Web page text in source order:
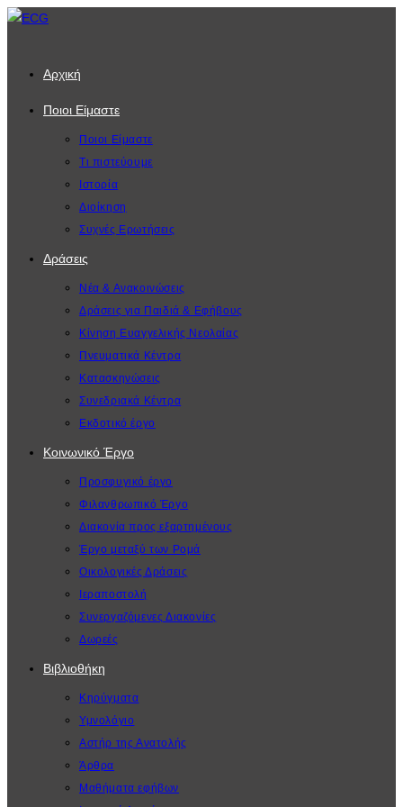
Skip
Αρχική
Ποιοι Είμαστε
Ποιοι Είμαστε
Τι πιστεύουμε
Ιστορία
Διοίκηση
Συχνές Ερωτήσεις
Δράσεις
Νέα & Ανακοινώσεις
Δράσεις για Παιδιά & Εφήβους
Κίνηση Ευαγγελικής Νεολαίας
Πνευματικά Κέντρα
Κατασκηνώσεις
Συνεδριακά Κέντρα
Εκδοτικό έργο
Κοινωνικό Έργο
Προσφυγικό έργο
Φιλανθρωπικό Έργο
Διακονία προς εξαρτημένους
Έργο μεταξύ των Ρομά
Οικολογικές Δράσεις
Ιεραποστολή
Συνεργαζόμενες Διακονίες
Δωρεές
Βιβλιοθήκη
Κηρύγματα
Υμνολόγιο
Αστήρ της Ανατολής
Άρθρα
Μαθήματα εφήβων